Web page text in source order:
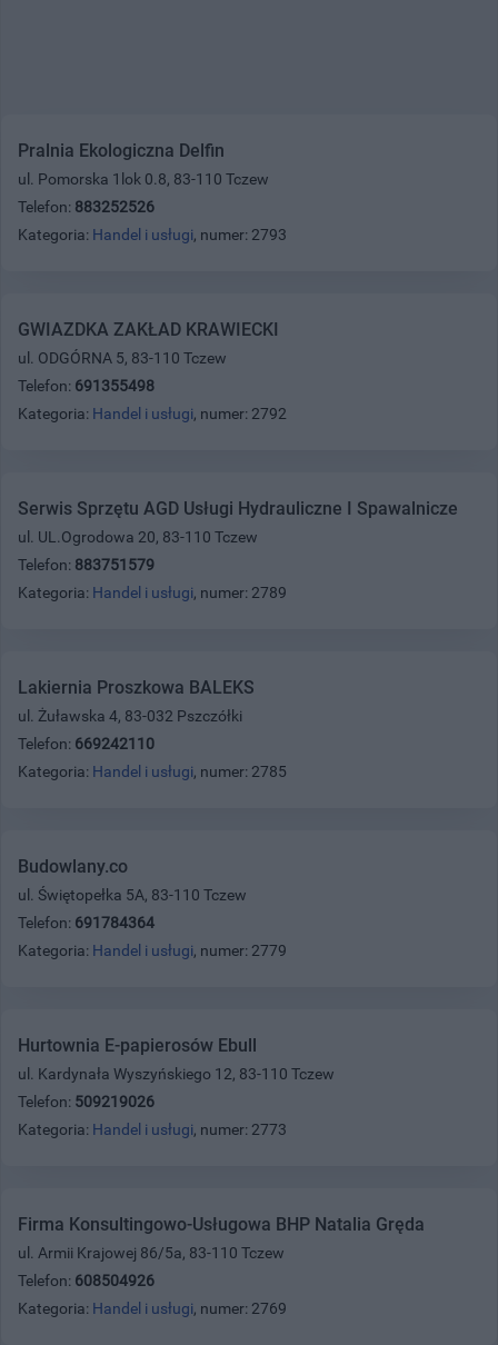
Pralnia Ekologiczna Delfin
ul. Pomorska 1lok 0.8, 83-110 Tczew
Telefon: 883252526
Kategoria: Handel i usługi, numer: 2793
GWIAZDKA ZAKŁAD KRAWIECKI
ul. ODGÓRNA 5, 83-110 Tczew
Telefon: 691355498
Kategoria: Handel i usługi, numer: 2792
Serwis Sprzętu AGD Usługi Hydrauliczne I Spawalnicze
ul. UL.Ogrodowa 20, 83-110 Tczew
Telefon: 883751579
Kategoria: Handel i usługi, numer: 2789
Lakiernia Proszkowa BALEKS
ul. Żuławska 4, 83-032 Pszczółki
Telefon: 669242110
Kategoria: Handel i usługi, numer: 2785
Budowlany.co
ul. Świętopełka 5A, 83-110 Tczew
Telefon: 691784364
Kategoria: Handel i usługi, numer: 2779
Hurtownia E-papierosów Ebull
ul. Kardynała Wyszyńskiego 12, 83-110 Tczew
Telefon: 509219026
Kategoria: Handel i usługi, numer: 2773
Firma Konsultingowo-Usługowa BHP Natalia Gręda
ul. Armii Krajowej 86/5a, 83-110 Tczew
Telefon: 608504926
Kategoria: Handel i usługi, numer: 2769